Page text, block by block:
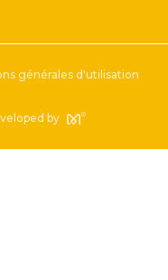
générales d'utilisation
by